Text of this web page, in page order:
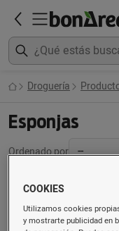
Droguería
Esponjas
Ordenado por
COOKIES
Utilizamos cookies
y mostrarte publicidad en